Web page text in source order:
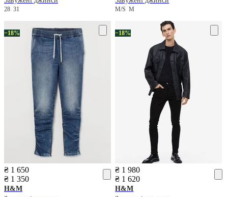
28 31 M/SM
−18%
₴ 1 650
₴ 1 350
H&M
−18%
₴ 1 980
₴ 1 620
H&M